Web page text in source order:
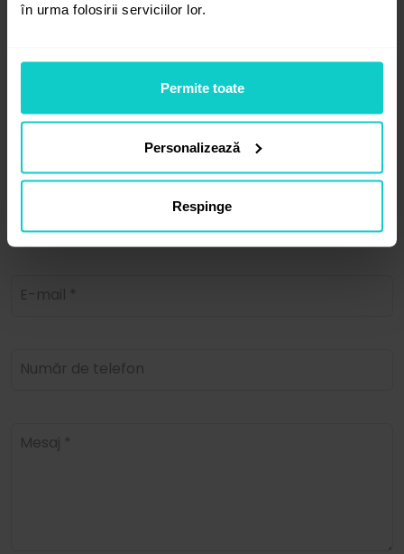
în urma folosirii serviciilor lor.
Permite toate
Personalizează
Respinge
E-mail *
Număr de telefon
Mesaj *